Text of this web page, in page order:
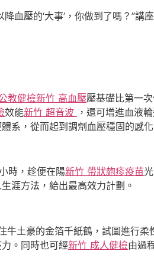
血壓的‘大事’，你做到了嗎？”講
教健檢新竹 高血壓壓基礎比第一
效能新竹 超音波 ，還可增進血液
系，從而起到調劑血壓穩固的感化
時，趁便在陽新竹 帶狀皰疹疫苗
涯方法，給出最高效力計劃。
牛土豪的金箔千紙鶴，試圖進行
。同時也可經新竹 成人健檢由過